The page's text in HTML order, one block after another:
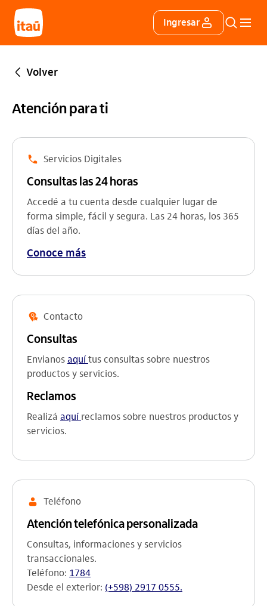
Itáu Ingresar
Buscar
Volver
Atención para ti
Servicios Digitales
Consultas las 24 horas
Accedé a tu cuenta desde cualquier lugar de
forma simple, fácil y segura. Las 24 horas, los 365
días del año.
Conoce más
Contacto
Consultas
Envianos aquí(formulario de consultas)
tus consultas sobre nuestros
productos y servicios.
Reclamos
Realizá aquí (formulario de reclamos)
reclamos sobre nuestros productos y
servicios.
Teléfono
Atención telefónica personalizada
Consultas, informaciones y servicios
transaccionales.
Teléfono: 1784
Desde el exterior: (+598) 2917 0555.